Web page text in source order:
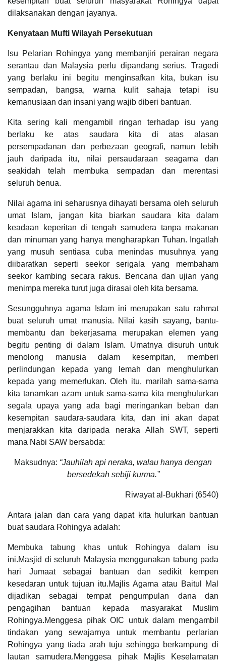
dilaksanakan dengan jayanya.
Kenyataan Mufti Wilayah Persekutuan
Isu Pelarian Rohingya yang membanjiri perairan negara
serantau dan Malaysia perlu dipandang serius. Tragedi
yang berlaku ini begitu menginsafkan kita, bukan isu
sempadan, bangsa, warna kulit sahaja tetapi isu
kemanusiaan dan insani yang wajib diberi bantuan.
Kita sering kali mengambil ringan terhadap isu yang
berlaku ke atas saudara kita di atas alasan
persempadanan dan perbezaan geografi, namun lebih
jauh daripada itu, nilai persaudaraan seagama dan
seakidah telah membuka sempadan dan merentasi
seluruh benua.
Nilai agama ini seharusnya dihayati bersama oleh seluruh
umat Islam, jangan kita biarkan saudara kita dalam
keadaan keperitan di tengah samudera tanpa makanan
dan minuman yang hanya mengharapkan Tuhan. Ingatlah
yang musuh sentiasa cuba menindas musuhnya yang
diibaratkan seperti seekor serigala yang membaham
seekor kambing secara rakus. Bencana dan ujian yang
menimpa mereka turut juga dirasai oleh kita bersama.
Sesungguhnya agama Islam ini merupakan satu rahmat
buat seluruh umat manusia. Nilai kasih sayang, bantu-
membantu dan bekerjasama merupakan elemen yang
begitu penting di dalam Islam. Umatnya disuruh untuk
menolong manusia dalam kesempitan, memberi
perlindungan kepada yang lemah dan menghulurkan
kepada yang memerlukan. Oleh itu, marilah sama-sama
kita tanamkan azam untuk sama-sama kita menghulurkan
segala upaya yang ada bagi meringankan beban dan
kesempitan saudara-saudara kita, dan ini akan dapat
menjarakkan kita daripada neraka Allah SWT, seperti
mana Nabi SAW bersabda:
Maksudnya: “Jauhilah api neraka, walau hanya dengan
bersedekah sebiji kurma.”
Riwayat al-Bukhari (6540)
Antara jalan dan cara yang dapat kita hulurkan bantuan
buat saudara Rohingya adalah:
Membuka tabung khas untuk Rohingya dalam isu
ini.Masjid di seluruh Malaysia menggunakan tabung pada
hari Jumaat sebagai bantuan dan sedikit kempen
kesedaran untuk tujuan itu.Majlis Agama atau Baitul Mal
dijadikan sebagai tempat pengumpulan dana dan
pengagihan bantuan kepada masyarakat Muslim
Rohingya.Menggesa pihak OIC untuk dalam mengambil
tindakan yang sewajarnya untuk membantu perlarian
Rohingya yang tiada arah tuju sehingga berkampung di
lautan samudera.Menggesa pihak Majlis Keselamatan